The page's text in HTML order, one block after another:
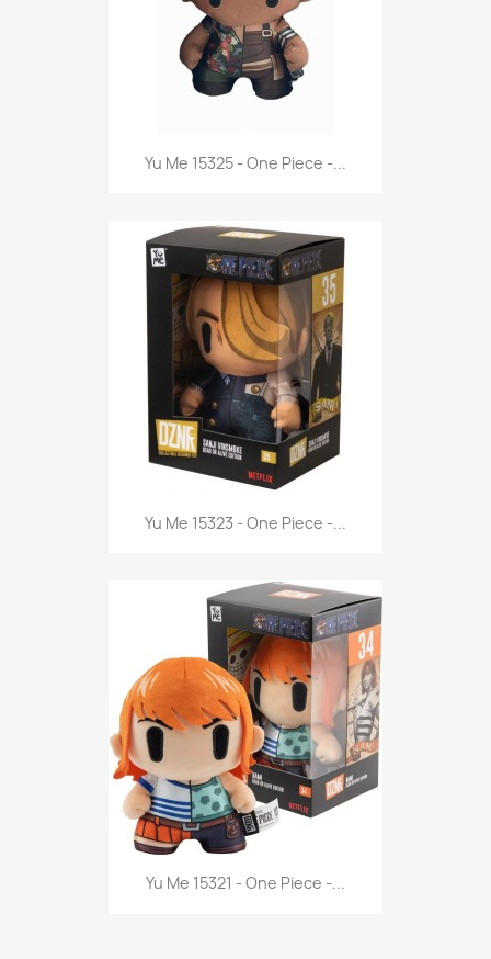
Anteprima
Yu Me 15325 - One Piece -...
Anteprima
Yu Me 15323 - One Piece -...
Anteprima
Yu Me 15321 - One Piece -...